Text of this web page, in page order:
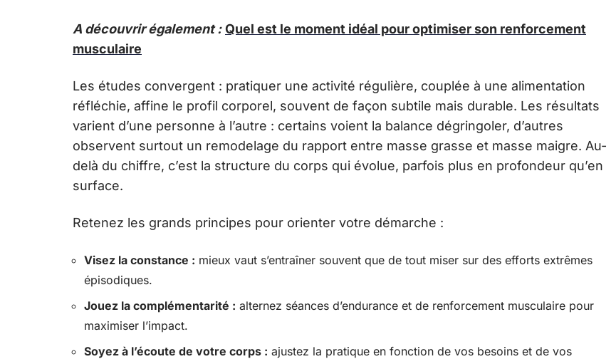
A découvrir également : Quel est le moment idéal pour optimiser son renforcement
musculaire
Les études convergent : pratiquer une activité régulière, couplée à une alimentation
réfléchie, affine le profil corporel, souvent de façon subtile mais durable. Les résultats
varient d’une personne à l’autre : certains voient la balance dégringoler, d’autres
observent surtout un remodelage du rapport entre masse grasse et masse maigre. Au-
delà du chiffre, c’est la structure du corps qui évolue, parfois plus en profondeur qu’en
surface.
Retenez les grands principes pour orienter votre démarche :
Visez la constance : mieux vaut s’entraîner souvent que de tout miser sur des efforts extrêmes
épisodiques.
Jouez la complémentarité : alternez séances d’endurance et de renforcement musculaire pour
maximiser l’impact.
Soyez à l’écoute de votre corps : ajustez la pratique en fonction de vos besoins et de vos